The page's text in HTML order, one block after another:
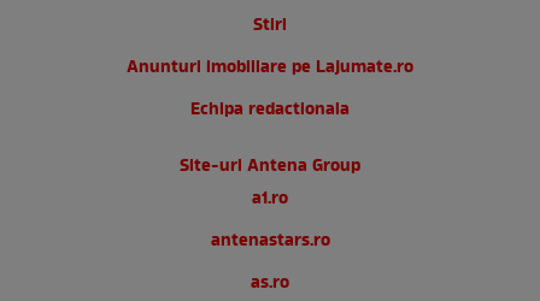
Stiri
Anunturi imobiliare pe Lajumate.ro
Echipa redactionala
Site-uri Antena Group
a1.ro
antenastars.ro
as.ro